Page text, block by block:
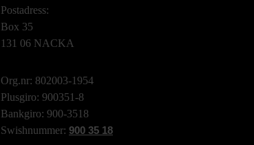
Postadress:
Box 35
131 06 NACKA
Org.nr: 802003-1954
Plusgiro: 900351-8
Bankgiro: 900-3518
Swishnummer: 900 35 18